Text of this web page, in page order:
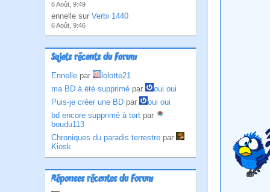
6 Août, 9:49
ennelle sur Verbi 1440
6 Août, 9:46
Sujets récents du Forum
Ennelle par
lolotte21
ma BD à été supprimé par
oui oui
Puis-je créer une BD par
oui oui
bd encore supprimé à tort par
boudu113
Chroniques du paradis terrestre par
Kiosk
Réponses récentes du Forum